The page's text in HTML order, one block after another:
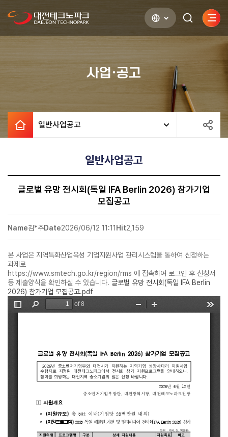
검색하기사이
열기
사업·공고
일반사업공고
일반사업공고
글로벌 유망 전시회(독일 IFA Berlin 2026) 참가기업
모집공고
Name김*주Date2026/06/12 11:11 Hit2,159
본 사업은 지역특화산업육성 기업지원사업 관리시스템을 통하여 신청하는
과제로
https://www.smtech.go.kr/region/rms 에 접속하여 로그인 후 신청서
등 제출양식을 확인하실 수 있습니다. 글로벌 유망 전시회(독일 IFA Berlin
2026) 참가기업 모집공고.pdf